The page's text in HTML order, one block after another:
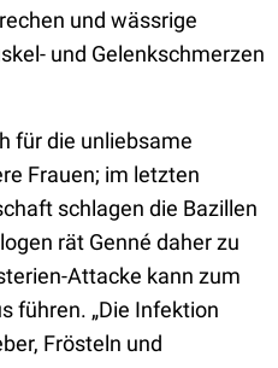
und wässrige
und Gelenkschmerzen
für die unliebsame
Frauen; im letzten
schlagen die Bazillen
rät Genné daher zu
Attacke kann zum
führen. „Die Infektion
Frösteln und